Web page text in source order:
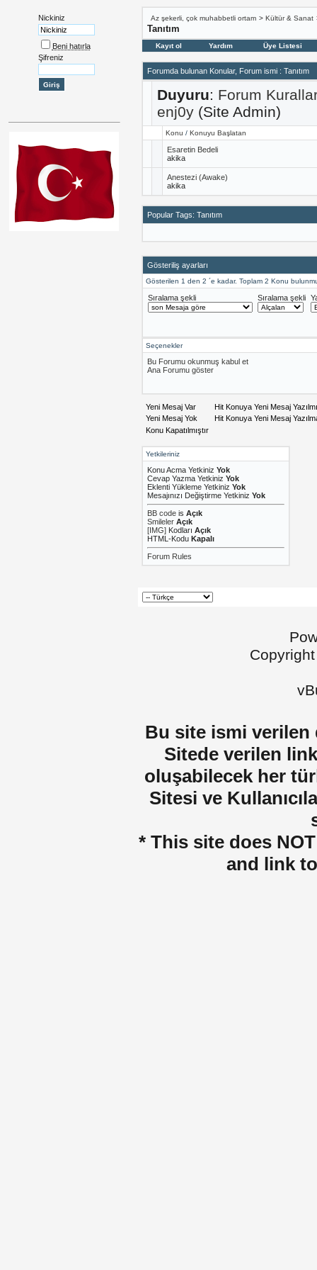
Nickiniz
Beni hatırla
Şifreniz
Az şekerli, çok muhabbetli ortam > Kültür & Sanat
Tanıtım
Kayıt ol Yardım Üye Listesi
Forumda bulunan Konular, Forum ismi : Tanıtım
Duyuru: Forum
enj0y (Site Admin)
Konu / Konuyu Başlatan
Esaretin Bedeli
akika
Anestezi (Awake)
akika
Popular Tags: Tanıtım
Gösteriliş ayarları
Gösterilen 1 den 2 ´e kadar. Toplam 2 Konu
Sıralama şekli Sıralama şekli
Seçenekler
Bu Forumu okunmuş kabul et
Ana Forumu göster
Yeni Mesaj Var
Hit Konuya Yeni Mesaj
Yeni Mesaj Yok
Hit Konuya Yeni Mesaj
Konu Kapatılmıştır
Yetkileriniz
Konu Acma Yetkiniz Yok
Cevap Yazma Yetkiniz Yok
Eklenti Yükleme Yetkiniz Yok
Mesajınızı Değiştirme Yetkiniz Yok
BB code is Açık
Smileler Açık
[IMG] Kodları Açık
HTML-Kodu Kapalı
Forum Rules
Bu site ismi verilen
Sitede verilen
oluşabilecek her
Sitesi ve
* This site does
and link